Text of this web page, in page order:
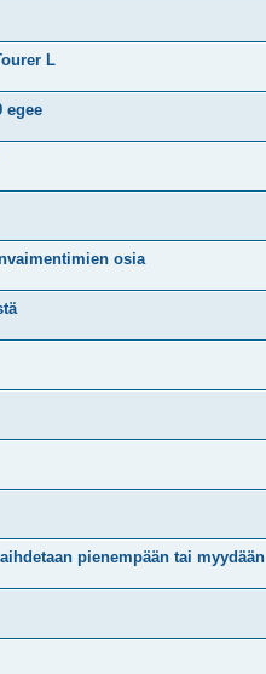
L
egee
osia
pienempään tai myydään